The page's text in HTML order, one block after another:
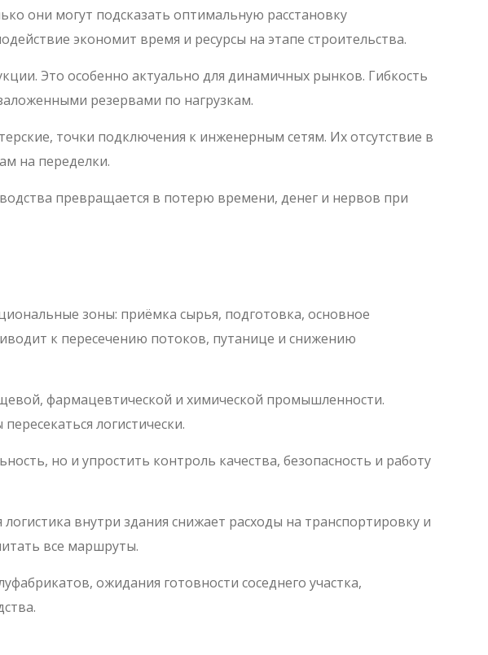
они могут подсказать оптимальную расстановку
экономит время и ресурсы на этапе строительства.
Это особенно актуально для динамичных рынков. Гибкость
резервами по нагрузкам.
точки подключения к инженерным сетям. Их отсутствие в
на переделки.
превращается в потерю времени, денег и нервов при
зоны: приёмка сырья, подготовка, основное
к пересечению потоков, путанице и снижению
фармацевтической и химической промышленности.
логистически.
но и упростить контроль качества, безопасность и работу
внутри здания снижает расходы на транспортировку и
все маршруты.
ожидания готовности соседнего участка,